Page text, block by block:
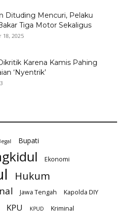
Dituding Mencuri, Pelaku
Tiga Motor Sekaligus
2025
Karena Kamis Pahing
‘Nyentrik’
Bupati
Ekonomi
Hukum
Jawa Tengah
Kapolda DIY
KPU KPUD
Kriminal